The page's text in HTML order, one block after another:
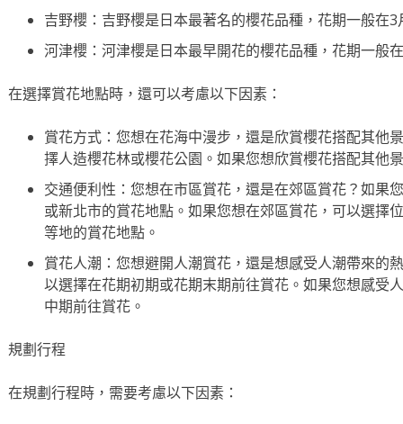
吉野櫻：吉野櫻是日本最著名的櫻花品種，花期一般在
河津櫻：河津櫻是日本最早開花的櫻花品種，花期一般
在選擇賞花地點時，還可以考慮以下因素：
賞花方式：您想在花海中漫步，還是欣賞櫻花搭配其他
擇人造櫻花林或櫻花公園。如果您想欣賞櫻花搭配其他
交通便利性：您想在市區賞花，還是在郊區賞花？如果
或新北市的賞花地點。如果您想在郊區賞花，可以選擇
等地的賞花地點。
賞花人潮：您想避開人潮賞花，還是想感受人潮帶來的
以選擇在花期初期或花期末期前往賞花。如果您想感受
中期前往賞花。
規劃行程
在規劃行程時，需要考慮以下因素：